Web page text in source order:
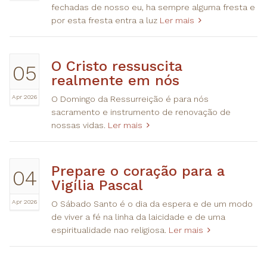
fechadas de nosso eu, ha sempre alguma fresta e
por esta fresta entra a luz Ler mais
05
Apr 2026
O Cristo ressuscita
realmente em nós
O Domingo da Ressurreição é para nós
sacramento e instrumento de renovação de
nossas vidas. Ler mais
04
Apr 2026
Prepare o coração para a
Vigília Pascal
O Sábado Santo é o dia da espera e de um modo
de viver a fé na linha da laicidade e de uma
espiritualidade nao religiosa. Ler mais